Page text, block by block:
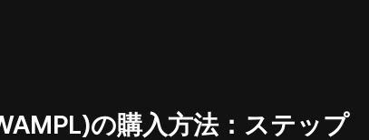
の購入方法：ステップ